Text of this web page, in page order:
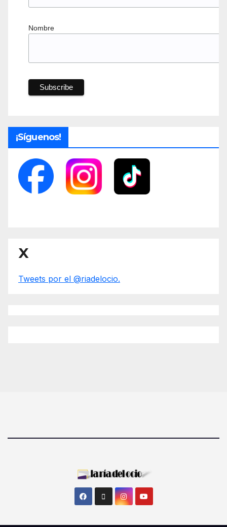
Nombre
¡Síguenos!
X
Tweets por el @riadelocio.